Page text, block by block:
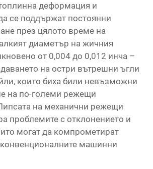
деформация и
се поддържат постоянни
през цялото време на
диаметър на жичния
от 0,004 до 0,012 инча –
на остри вътрешни ъгли
които биха били невъзможни
на по-големи режещи
на механични режещи
проблемите с отклонението и
могат да компрометират
машинни